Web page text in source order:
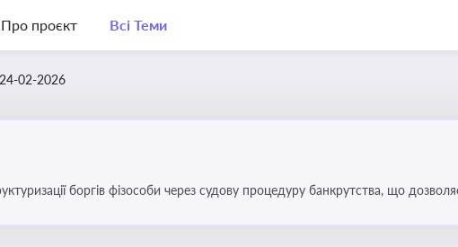
Про проєкт Всі Теми
24-02-2026
боргів фізособи через судову процедуру банкрутства, що